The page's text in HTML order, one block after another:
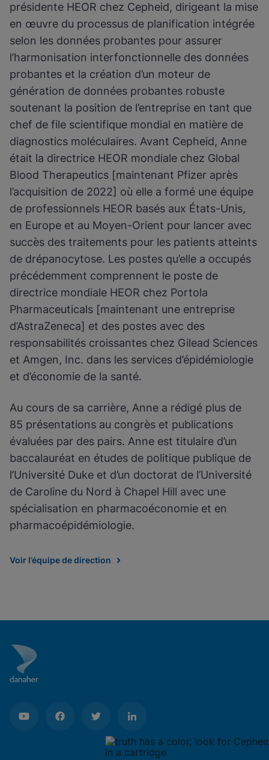
présidente HEOR chez Cepheid, dirigeant la mise
en œuvre du processus de planification intégrée
selon les données probantes pour assurer
l’harmonisation interfonctionnelle des données
probantes et la création d’un moteur de
génération de données probantes robuste
soutenant la position de l’entreprise en tant que
chef de file scientifique mondial en matière de
diagnostics moléculaires. Avant Cepheid, Anne
était la directrice HEOR mondiale chez Global
Blood Therapeutics [maintenant Pfizer après
l’acquisition de 2022] où elle a formé une équipe
de professionnels HEOR basés aux États-Unis,
en Europe et au Moyen-Orient pour lancer avec
succès des traitements pour les patients atteints
de drépanocytose. Les postes qu’elle a occupés
précédemment comprennent le poste de
directrice mondiale HEOR chez Portola
Pharmaceuticals [maintenant une entreprise
d’AstraZeneca] et des postes avec des
responsabilités croissantes chez Gilead Sciences
et Amgen, Inc. dans les services d’épidémiologie
et d’économie de la santé.
Au cours de sa carrière, Anne a rédigé plus de
85 présentations au congrès et publications
évaluées par des pairs. Anne est titulaire d’un
baccalauréat en études de politique publique de
l’Université Duke et d’un doctorat de l’Université
de Caroline du Nord à Chapel Hill avec une
spécialisation en pharmacoéconomie et en
pharmacoépidémiologie.
Voir l’équipe de direction